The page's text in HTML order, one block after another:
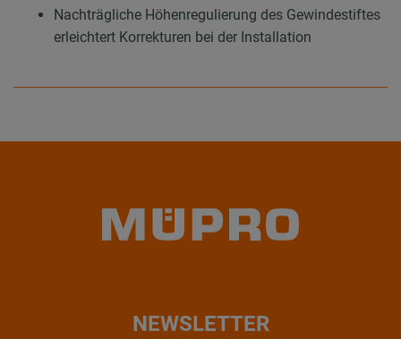
Nachträgliche Höhenregulierung des Gewindestiftes
erleichtert Korrekturen bei der Installation
NEWSLETTER